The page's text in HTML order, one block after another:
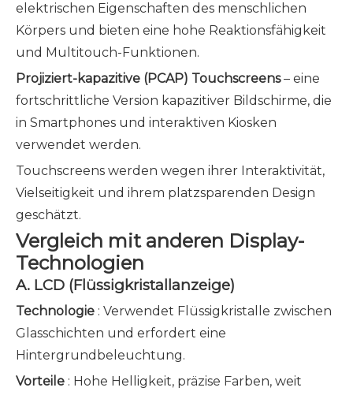
elektrischen Eigenschaften des menschlichen
Körpers und bieten eine hohe Reaktionsfähigkeit
und Multitouch-Funktionen.
Projiziert-kapazitive (PCAP) Touchscreens– eine
fortschrittliche Version kapazitiver Bildschirme, die
in Smartphones und interaktiven Kiosken
verwendet werden.
Touchscreens werden wegen ihrer Interaktivität,
Vielseitigkeit und ihrem platzsparenden Design
geschätzt.
Vergleich mit anderen Display-
Technologien
A. LCD (Flüssigkristallanzeige)
Technologie : Verwendet Flüssigkristalle zwischen
Glasschichten und erfordert eine
Hintergrundbeleuchtung.
Vorteile : Hohe Helligkeit, präzise Farben, weit